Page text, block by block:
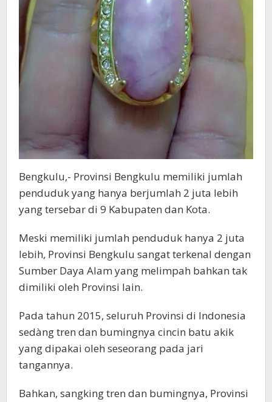
Bengkulu,- Provinsi Bengkulu memiliki jumlah
penduduk yang hanya berjumlah 2 juta lebih
yang tersebar di 9 Kabupaten dan Kota.
Meski memiliki jumlah penduduk hanya 2 juta
lebih, Provinsi Bengkulu sangat terkenal dengan
Sumber Daya Alam yang melimpah bahkan tak
dimiliki oleh Provinsi lain.
Pada tahun 2015, seluruh Provinsi di Indonesia
sedàng tren dan bumingnya cincin batu akik
yang dipakai oleh seseorang pada jari
tangannya.
Bahkan, sangking tren dan bumingnya, Provinsi